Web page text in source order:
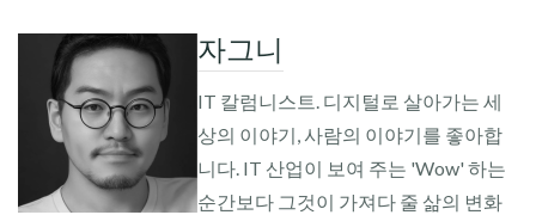
자그니
IT 칼럼니스트. 디지털로 살아가는 세
상의 이야기, 사람의 이야기를 좋아합
니다. IT 산업이 보여 주는 'Wow' 하는
순간보다 그것이 가져다 줄 삶의 변화